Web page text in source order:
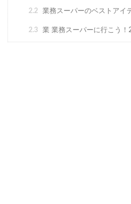
2.2 業務スーパーのベストアイ
2.3 業 業務スーパーに行こう！